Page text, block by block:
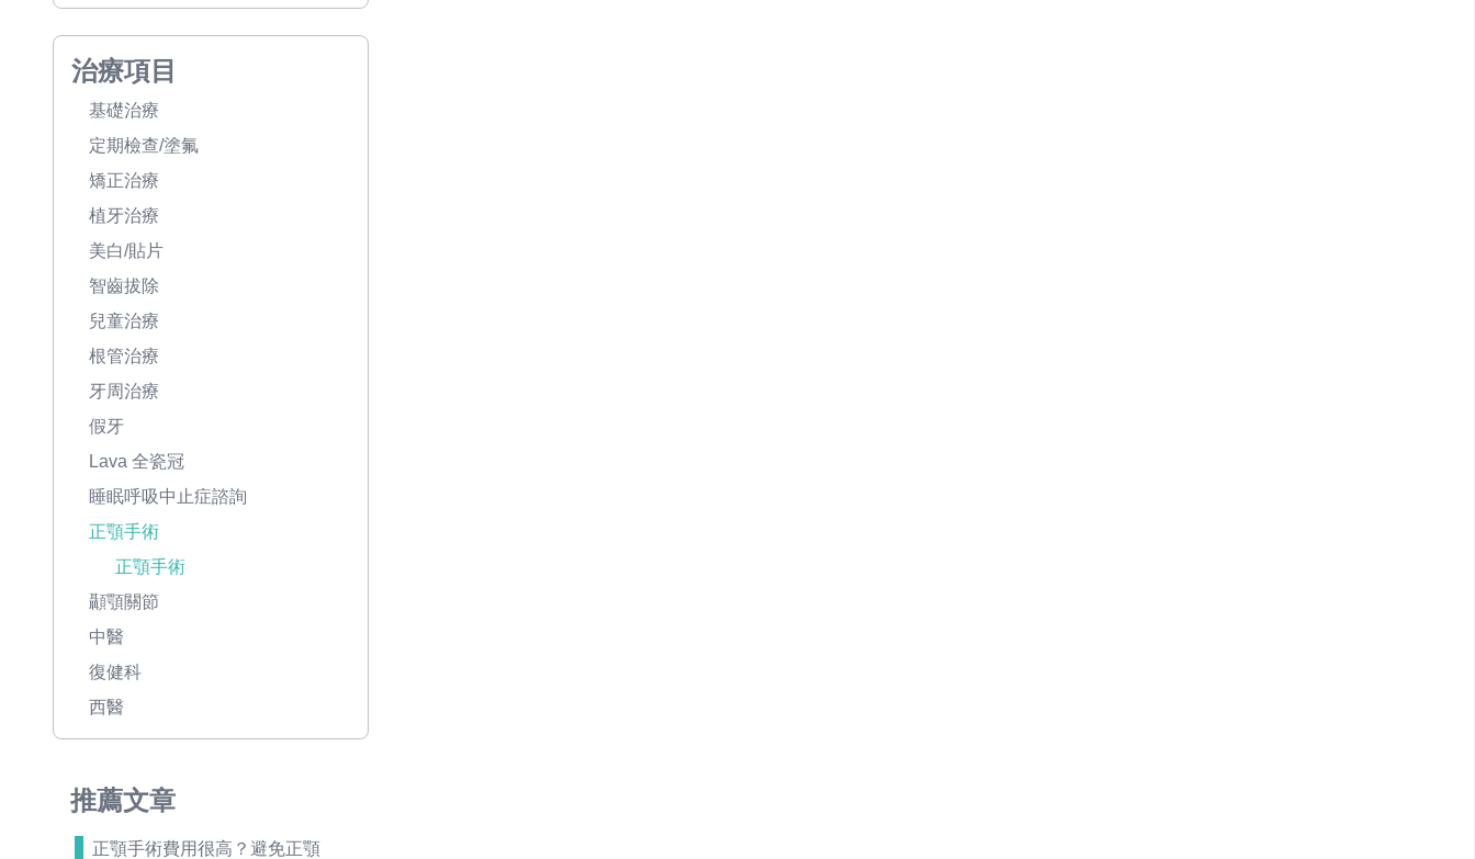
治療項目
基礎治療
定期檢查/塗氟
矯正治療
植牙治療
美白/貼片
智齒拔除
兒童治療
根管治療
牙周治療
假牙
Lava 全瓷冠
睡眠呼吸中止症諮詢
正顎手術
正顎手術
顳顎關節
中醫
復健科
西醫
推薦文章
正顎手術費用很高？避免正顎